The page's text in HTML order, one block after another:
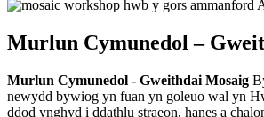
Murlun Cymunedol –
Murlun Cymunedol - Gweithdai Mosaig
newydd bywiog yn fuan yn goleuo wal yn
ddod ynghyd i ddathlu straeon, hanes a